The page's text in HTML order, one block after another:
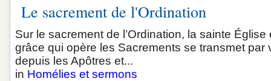
Le sacrement de l'Ordination
Sur le sacrement de l’Ordination, la sainte
grâce qui opère les Sacrements se transmet par
depuis les Apôtres et...
in Homélies et sermons